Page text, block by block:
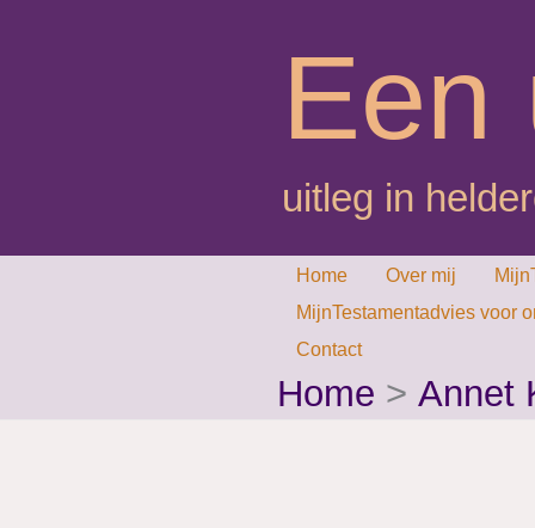
Een
uitleg in
Home Over mij
MijnTestamentadvies voor
Contact
Home Annet